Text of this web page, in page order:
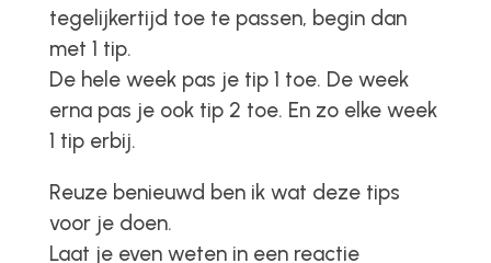
tegelijkertijd toe te passen, begin dan
met 1 tip.
De hele week pas je tip 1 toe. De week
erna pas je ook tip 2 toe. En zo elke week
1 tip erbij.
Reuze benieuwd ben ik wat deze tips
voor je doen.
Laat je even weten in een reactie